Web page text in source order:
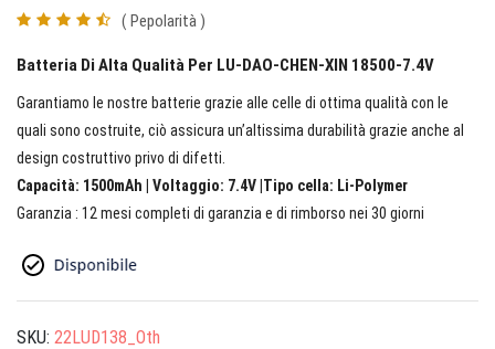
( Pepolarità )
Batteria Di Alta Qualità Per LU-DAO-CHEN-XIN 18500-7.4V
Garantiamo le nostre batterie grazie alle celle di ottima qualità con le
quali sono costruite, ciò assicura un’altissima durabilità grazie anche al
design costruttivo privo di difetti.
Capacità: 1500mAh | Voltaggio: 7.4V |Tipo cella: Li-Polymer
Garanzia : 12 mesi completi di garanzia e di rimborso nei 30 giorni
SKU: 22LUD138_Oth